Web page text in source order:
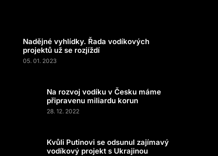
Nadějné vyhlídky. Řada vodíkových
projektů už se rozjíždí
05. 01. 2023
Na rozvoj vodíku v Česku máme
připravenu miliardu korun
28. 12. 2022
Kvůli Putinovi se odsunul zajímavý
vodíkový projekt s Ukrajinou